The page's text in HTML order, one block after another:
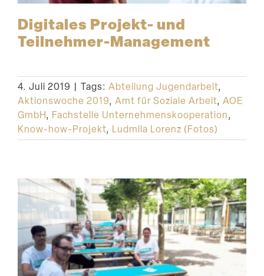
Digitales Projekt- und
Teilnehmer-Management
4. Juli 2019 | Tags: Abteilung Jugendarbeit,
Aktionswoche 2019, Amt für Soziale Arbeit, AOE
GmbH, Fachstelle Unternehmenskooperation,
Know-how-Projekt, Ludmila Lorenz (Fotos)